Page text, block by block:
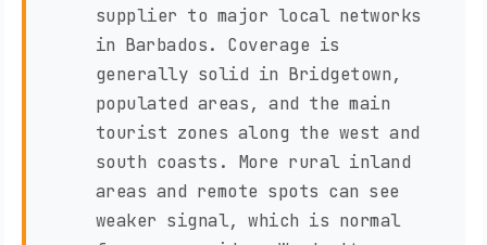
supplier to major local networks
in Barbados. Coverage is
generally solid in Bridgetown,
populated areas, and the main
tourist zones along the west and
south coasts. More rural inland
areas and remote spots can see
weaker signal, which is normal